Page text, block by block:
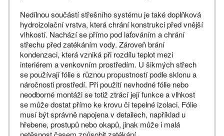
Nedílnou součástí střešního systému je také doplňková
hydroizolační vrstva, která chrání konstrukci před vnější
vlhkostí. Nachází se přímo pod laťováním a chrání
střechu před zatékáním vody. Zároveň brání
kondenzaci, která vzniká při rozdílu teplot mezi
interiérem a venkovním prostředím. U šikmých střech
se používají fólie s různou propustností podle sklonu a
náročnosti prostředí. Při použití nevhodné fólie nebo
neodborné montáži se totiž ztrácí její funkce a vlhkost
se může dostat přímo ke krovu či tepelné izolaci. Fólie
musí být správně napojena v detailech, například u
hřebene, prostupů nebo okapů, jinak může i malá